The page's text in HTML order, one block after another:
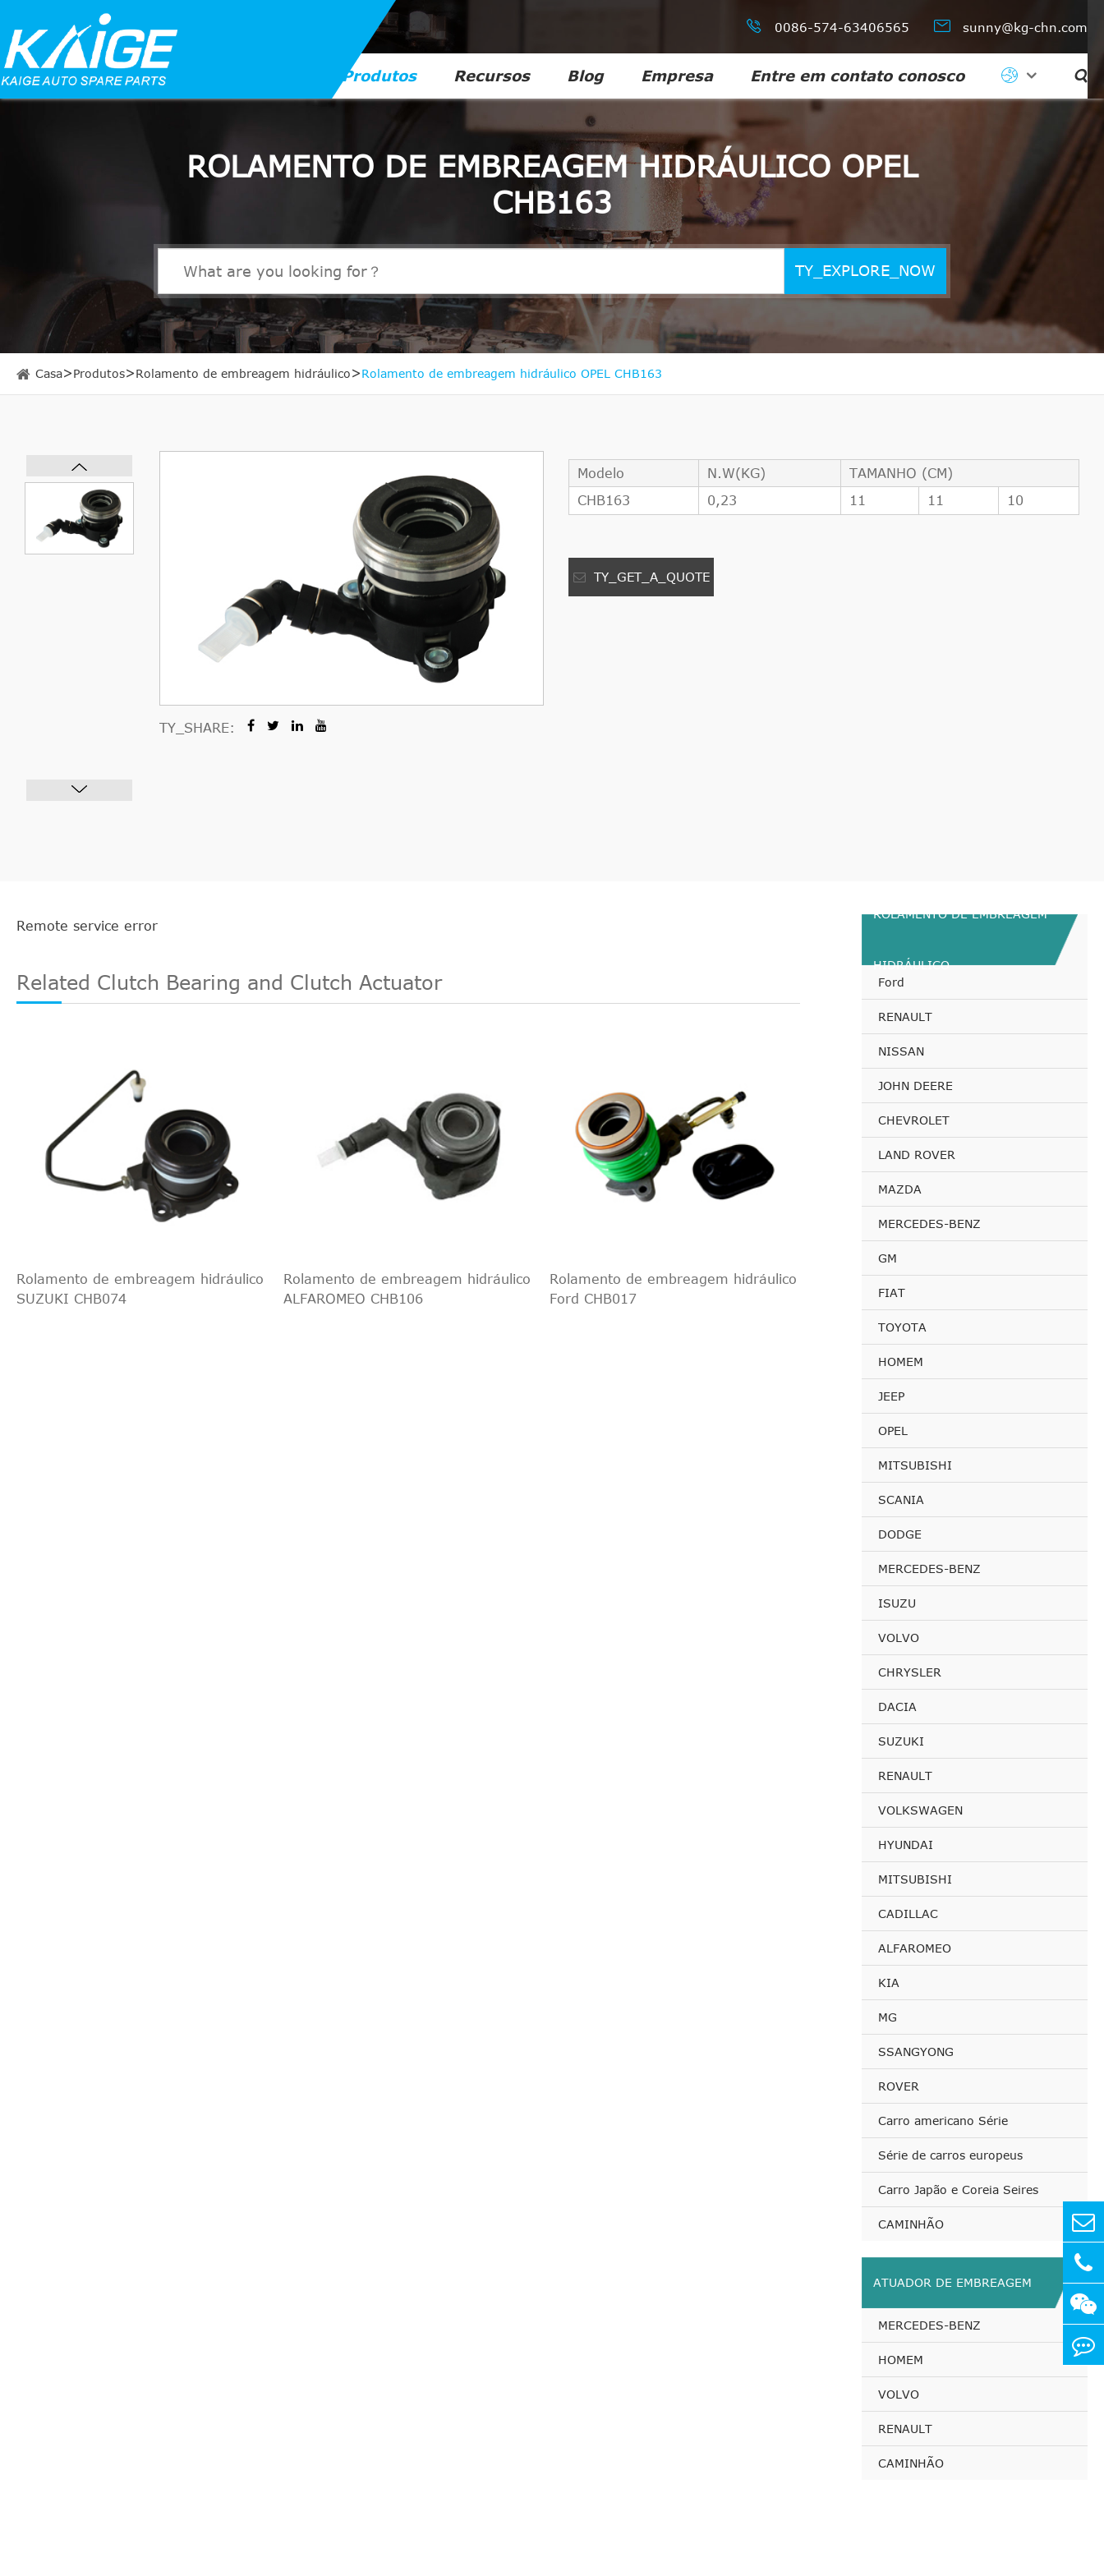
 0086-574-63406565  sunny@kg-chn.com
Produtos Recursos Blog Empresa Entre em contato conosco 
ROLAMENTO DE EMBREAGEM HIDRÁULICO OPEL
CHB163
TY_EXPLORE_NOW
Casa Produtos Rolamento de embreagem hidráulico Rolamento de embreagem hidráulico OPEL CHB163
TY_SHARE:
Modelo N.W(KG)
TAMANHO (CM)
CHB163
0,23 11 11 10
TY_GET_A_QUOTE
Remote service error
Related Clutch Bearing and Clutch Actuator
Rolamento de embreagem hidráulico
SUZUKI CHB074
Rolamento de embreagem hidráulico
ALFAROMEO CHB106
Rolamento de embreagem hidráulico
Ford CHB017
ROLAMENTO DE EMBREAGEM
HIDRÁULICO
Ford
RENAULT
NISSAN
JOHN DEERE
CHEVROLET
LAND ROVER
MAZDA
MERCEDES-BENZ
GM
FIAT
TOYOTA
HOMEM
JEEP
OPEL
MITSUBISHI
SCANIA
DODGE
MERCEDES-BENZ
ISUZU
VOLVO
CHRYSLER
DACIA
SUZUKI
RENAULT
VOLKSWAGEN
HYUNDAI
MITSUBISHI
CADILLAC
ALFAROMEO
KIA
MG
SSANGYONG
ROVER
Carro americano Série
Série de carros europeus
Carro Japão e Coreia Seires
CAMINHÃO
ATUADOR DE EMBREAGEM
MERCEDES-BENZ
HOMEM
VOLVO
RENAULT
CAMINHÃO